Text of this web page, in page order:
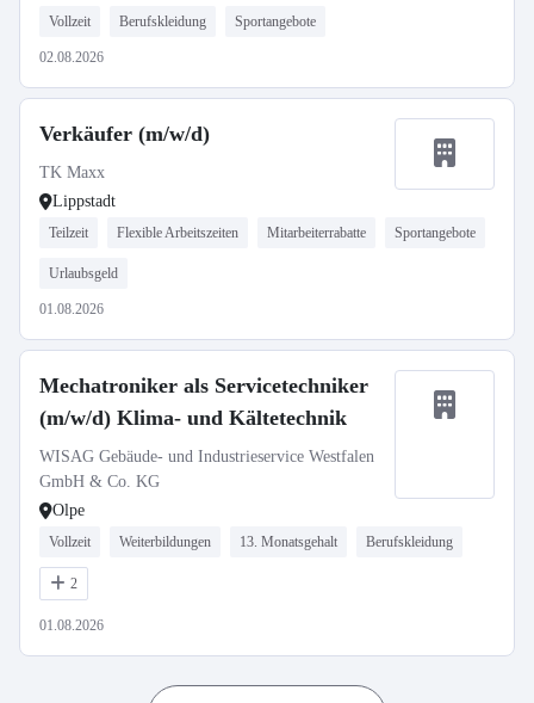
Vollzeit Berufskleidung Sportangebote
02.08.2026
Verkäufer (m/w/d)
TK Maxx
Lippstadt
Teilzeit Flexible Arbeitszeiten Mitarbeiterrabatte Sportangebote
Urlaubsgeld
01.08.2026
Mechatroniker als Servicetechniker
(m/w/d) Klima- und Kältetechnik
WISAG Gebäude- und Industrieservice Westfalen
GmbH & Co. KG
Olpe
Vollzeit Weiterbildungen 13. Monatsgehalt Berufskleidung
2
01.08.2026